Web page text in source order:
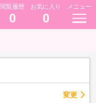
閲覧履歴
0
お気に入り
0
メニュー
変更